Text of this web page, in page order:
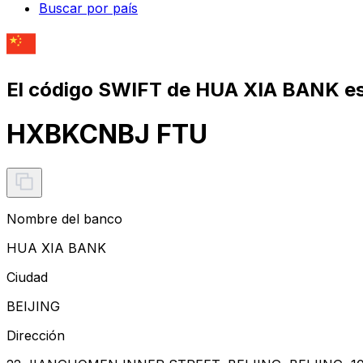
Buscar por país
El código SWIFT de HUA XIA BANK
HXBKCNBJ FTU
Nombre del banco
HUA XIA BANK
Ciudad
BEIJING
Dirección